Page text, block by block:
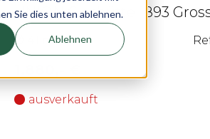
Sie dies unten ablehnen.
Ablehnen
UNION Glashütte 1893
Ø 41 mm
ausverkauft